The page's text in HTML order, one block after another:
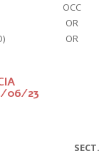
OCC
OR
OR
06/23
SECT.